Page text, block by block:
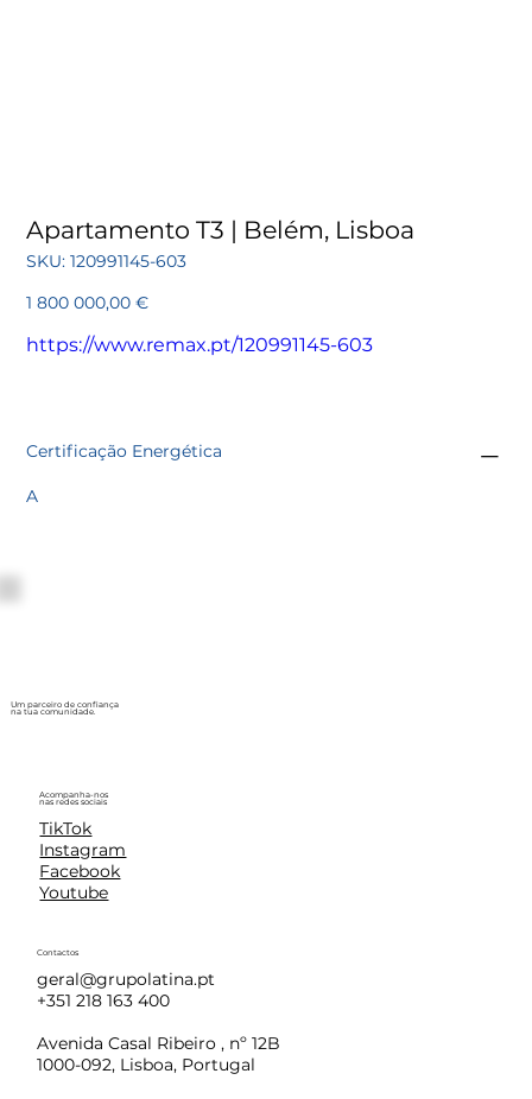
Apartamento T3 | Belém, Lisboa
SKU: SKU
120991145-
120991145-603
Preço
1 800 000,00 €
https://www.remax.pt/120991145-603
Certificação Energética
A
Um parceiro de confiança
na tua comunidade.
Acompanha-nos
nas redes sociais
TikTok
Instagram
Facebook
Youtube
Contactos
geral@grupolatina.pt
+351 218 163 400
Avenida Casal Ribeiro , nº 12B
1000-092, Lisboa, Portugal